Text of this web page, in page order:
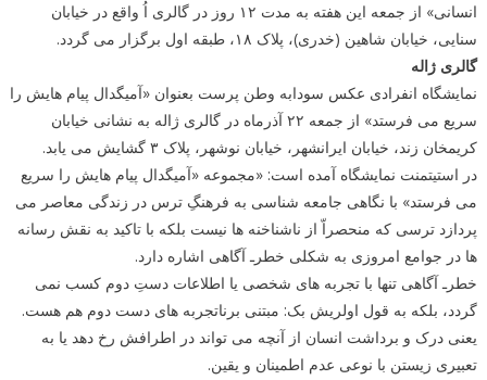
انسانی» از جمعه این هفته به مدت ۱۲ روز در گالری اُ واقع در خیابان
سنایی، خیابان شاهین (خدری)، پلاک ۱۸، طبقه اول برگزار می گردد.
گالری ژاله
نمایشگاه انفرادی عکس سودابه وطن پرست بعنوان «آمیگدال پیام هایش را
سریع می فرستد» از جمعه ۲۲ آذرماه در گالری ژاله به نشانی خیابان
کریمخان زند، خیابان ایرانشهر، خیابان نوشهر، پلاک ۳ گشایش می یابد.
در استیتمنت نمایشگاه آمده است: «مجموعه «آمیگدال پیام هایش را سریع
می فرستد» با نگاهی جامعه شناسی به فرهنگِ ترس در زندگی معاصر می
پردازد ترسی که منحصراّ از ناشناخنه ها نیست بلکه با تاکید به نقش رسانه
ها در جوامع امروزی به شکلی خطرـ آگاهی اشاره دارد.
خطرـ آگاهی تنها با تجربه های شخصی یا اطلاعات دستِ دوم کسب نمی
گردد، بلکه به قول اولریش بک: مبتنی برناتجربه های دست دوم هم هست.
یعنی درک و برداشت انسان از آنچه می تواند در اطرافش رخ دهد یا به
تعبیری زیستن با نوعی عدم اطمینان و یقین.